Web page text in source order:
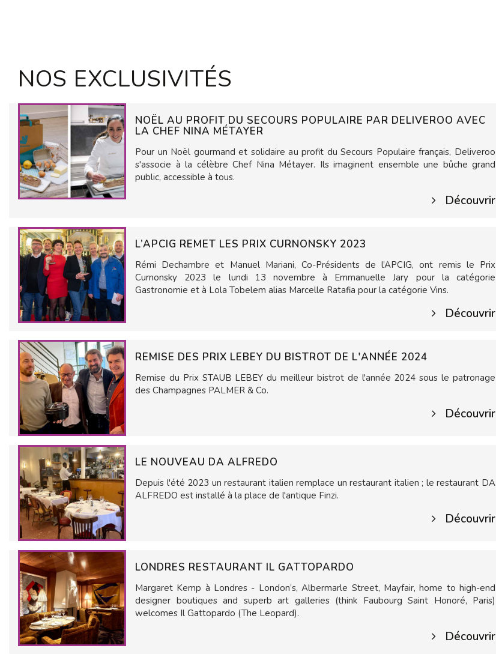
NOS EXCLUSIVITÉS
NOËL AU PROFIT DU SECOURS POPULAIRE PAR DELIVEROO AVEC
LA CHEF NINA MÉTAYER
Pour un Noël gourmand et solidaire au profit du Secours Populaire français, Deliveroo
s'associe à la célèbre Chef Nina Métayer. Ils imaginent ensemble une bûche grand
public, accessible à tous.
Découvrir
L’APCIG REMET LES PRIX CURNONSKY 2023
Rémi Dechambre et Manuel Mariani, Co-Présidents de l’APCIG, ont remis le Prix
Curnonsky 2023 le lundi 13 novembre à Emmanuelle Jary pour la catégorie
Gastronomie et à Lola Tobelem alias Marcelle Ratafia pour la catégorie Vins.
Découvrir
REMISE DES PRIX LEBEY DU BISTROT DE L'ANNÉE 2024
Remise du Prix STAUB LEBEY du meilleur bistrot de l'année 2024 sous le patronage
des Champagnes PALMER & Co.
Découvrir
LE NOUVEAU DA ALFREDO
Depuis l'été 2023 un restaurant italien remplace un restaurant italien ; le restaurant DA
ALFREDO est installé à la place de l'antique Finzi.
Découvrir
LONDRES RESTAURANT IL GATTOPARDO
Margaret Kemp à Londres - London’s, Albermarle Street, Mayfair, home to high-end
designer boutiques and superb art galleries (think Faubourg Saint Honoré, Paris)
welcomes Il Gattopardo (The Leopard).
Découvrir